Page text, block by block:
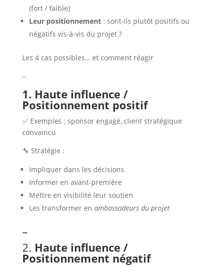
(fort / faible)
Leur positionnement: sont-ils plutôt positifs ou
négatifs vis-à-vis du projet ?
Les 4 cas possibles… et comment réagir
–
1. Haute influence /
Positionnement positif
✅ Exemples : sponsor engagé, client stratégique
convaincu
🔧 Stratégie :
Impliquer dans les décisions
Informer en avant-première
Mettre en visibilité leur soutien
Les transformer en ambassadeurs du projet
–
2. Haute influence /
Positionnement négatif